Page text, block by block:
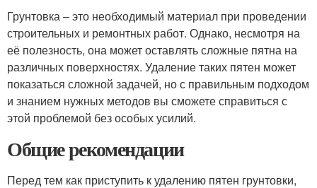
Грунтовка – это необходимый материал при проведении
строительных и ремонтных работ. Однако, несмотря на
её полезность, она может оставлять сложные пятна на
различных поверхностях. Удаление таких пятен может
показаться сложной задачей, но с правильным подходом
и знанием нужных методов вы сможете справиться с
этой проблемой без особых усилий.
Общие рекомендации
Перед тем как приступить к удалению пятен грунтовки,